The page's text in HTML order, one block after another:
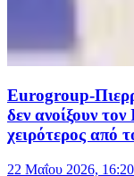
Eurogroup-
δεν ανοίξουν
χειρότερος από
22 Μαΐου 2026, 16:20